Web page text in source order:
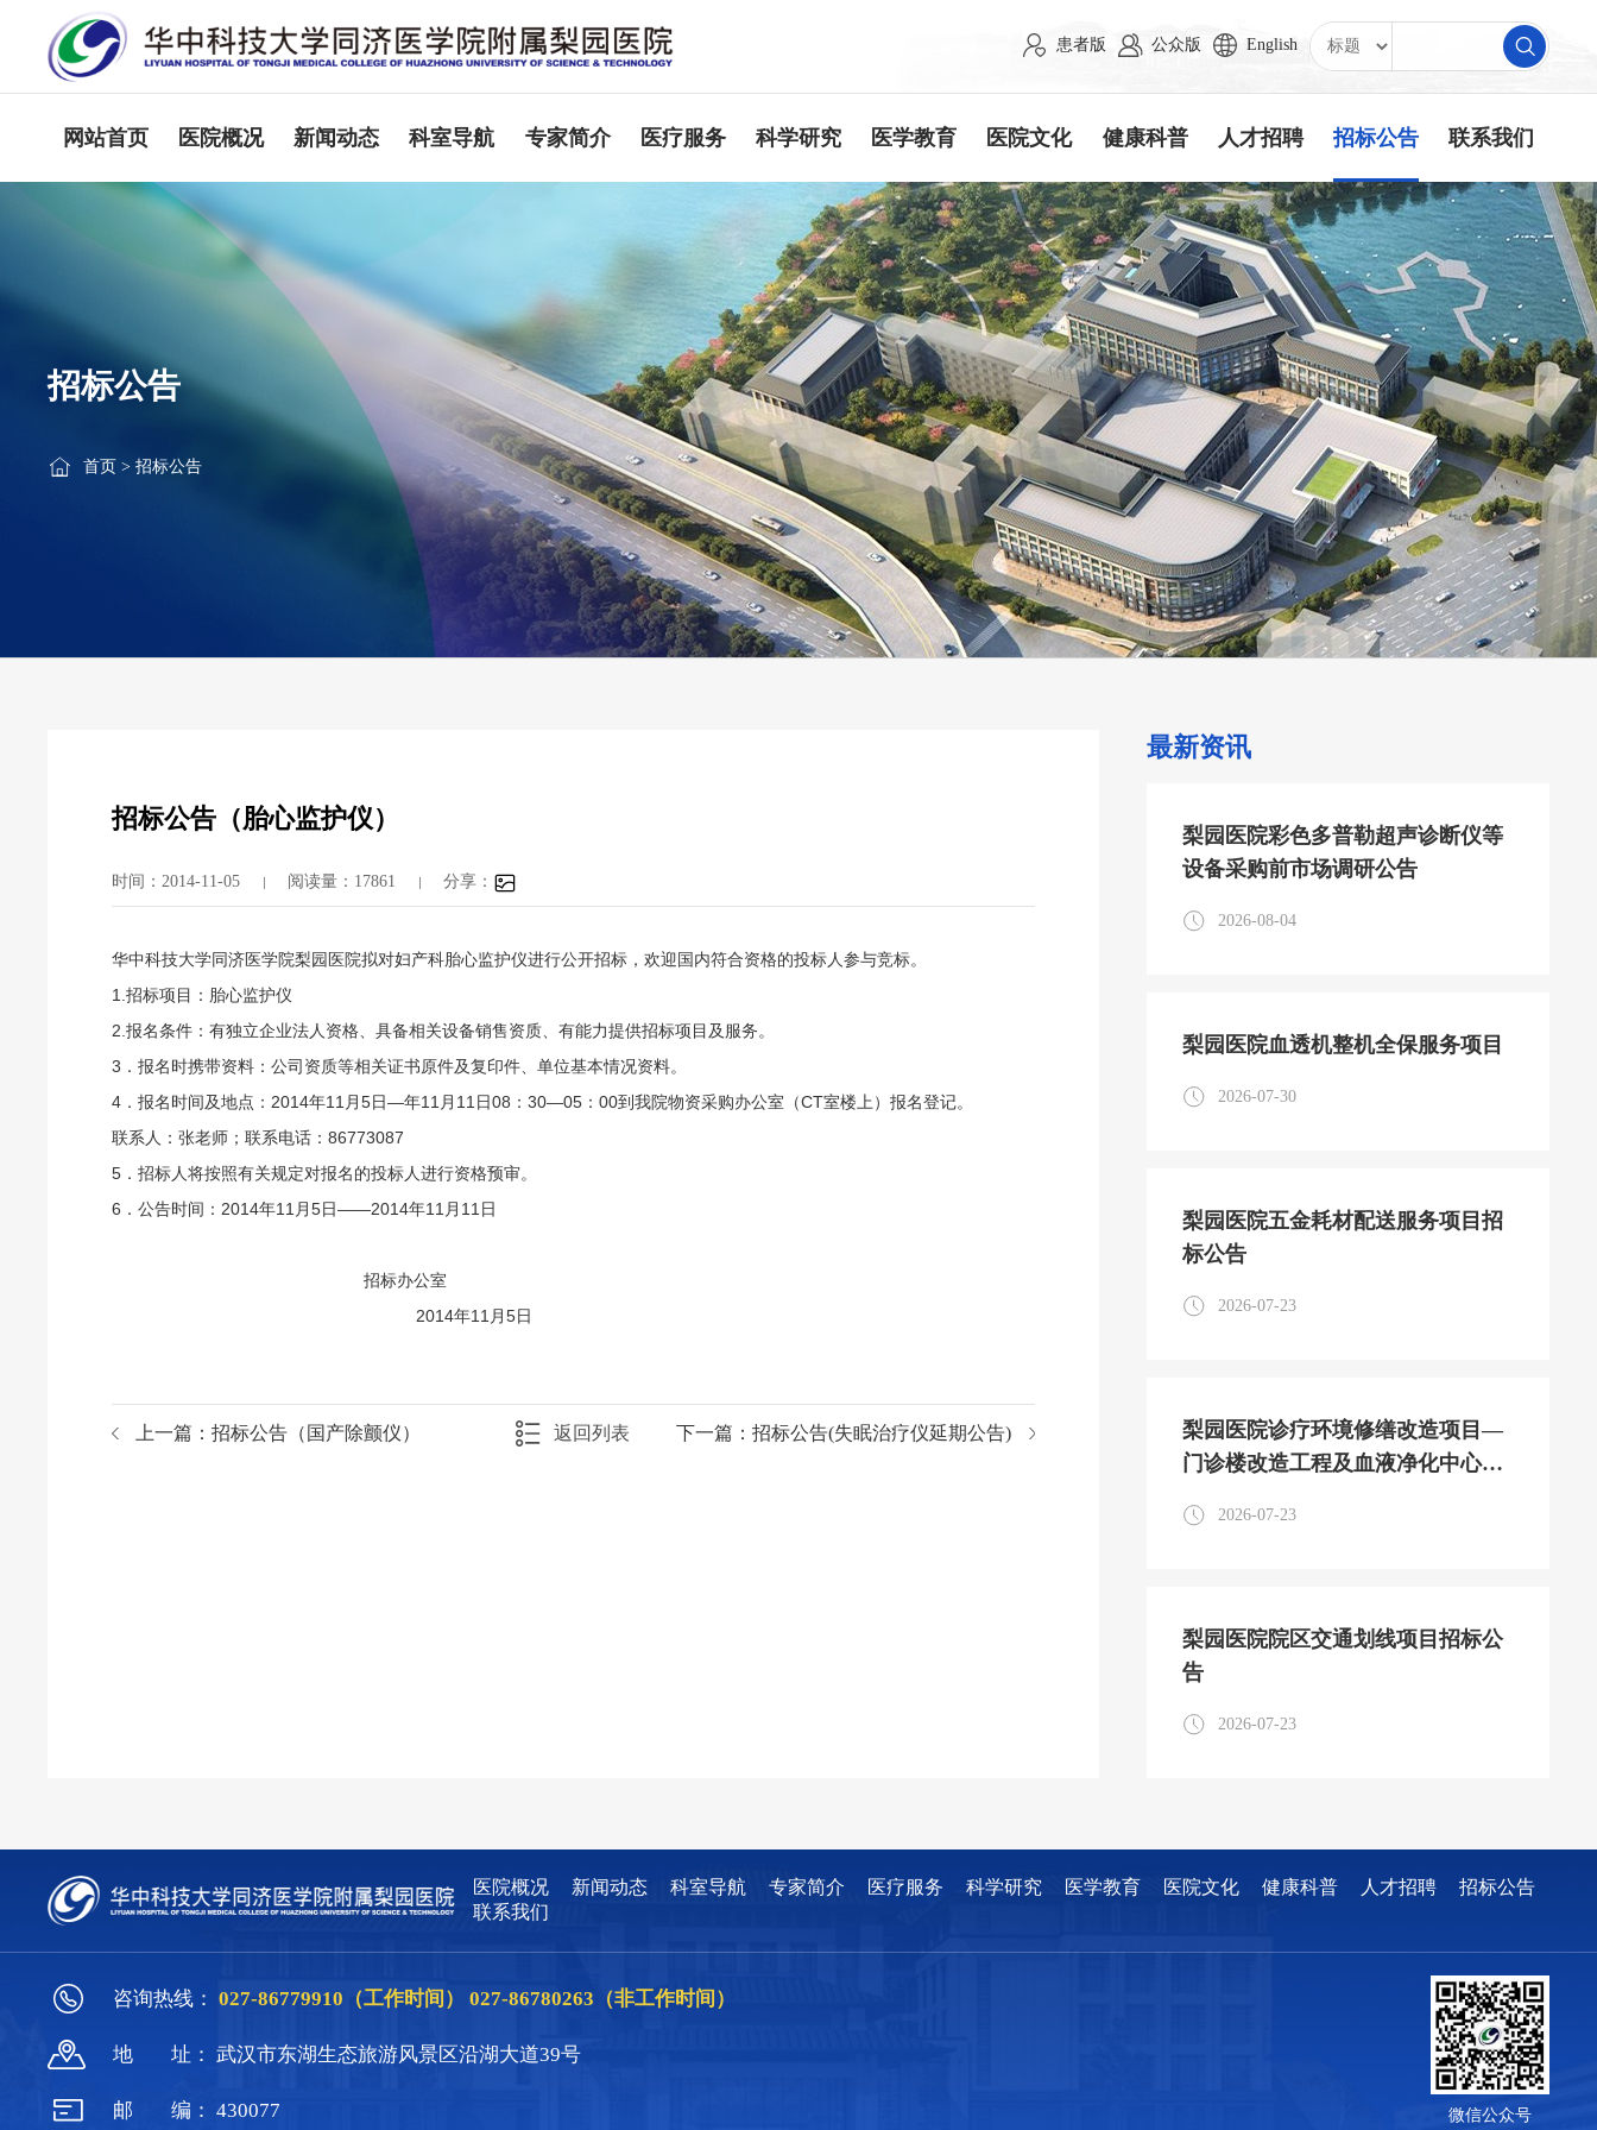
患者版 公众版 English
网站首页 医院概况 新闻动态 科室导航 专家简介 医疗服务 科学研究 医学教育 医院文化 健康科普 人才招聘 招标公告 联系我们
招标公告
首页 >招标公告
招标公告（胎心监护仪）
时间：2014-11-05 阅读量：17861 分享：
华中科技大学同济医学院梨园医院拟对妇产科胎心监护仪进行公开招标，欢迎国内符合资格的投标人参与竞标。
1.招标项目：胎心监护仪
2.报名条件：有独立企业法人资格、具备相关设备销售资质、有能力提供招标项目及服务。
3．报名时携带资料：公司资质等相关证书原件及复印件、单位基本情况资料。
4．报名时间及地点：2014年11月5日—年11月11日08：30—05：00到我院物资采购办公室（CT室楼上）报名登记。
联系人：张老师；联系电话：86773087
5．招标人将按照有关规定对报名的投标人进行资格预审。
6．公告时间：2014年11月5日——2014年11月11日
招标办公室
2014年11月5日
上一篇：招标公告（国产除颤仪） 返回列表 招标公告(失眠治疗仪延期公告)
下一篇：
最新资讯
梨园医院彩色多普勒超声诊断仪等
设备采购前市场调研公告
2026-08-04
梨园医院血透机整机全保服务项目
2026-07-30
梨园医院五金耗材配送服务项目招
标公告
2026-07-23
梨园医院诊疗环境修缮改造项目—
门诊楼改造工程及血液净化中心改
2026-07-23
梨园医院院区交通划线项目招标公
告
2026-07-23
医院概况 新闻动态 科室导航 专家简介 医疗服务 科学研究 医学教育 医院文化 健康科普 人才招聘
招标公告
联系我们
咨询热线： 027-86779910（工作时间）027-86780263（非工作时间）
地 址： 武汉市东湖生态旅游风景区沿湖大道39号
邮 编： 430077 微信公众号